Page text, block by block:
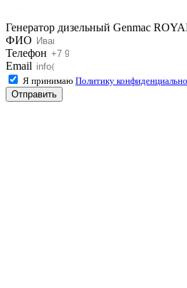
Генератор дизельный Genmac
ФИО
Телефон
Email
Я принимаю Политику
Отправить